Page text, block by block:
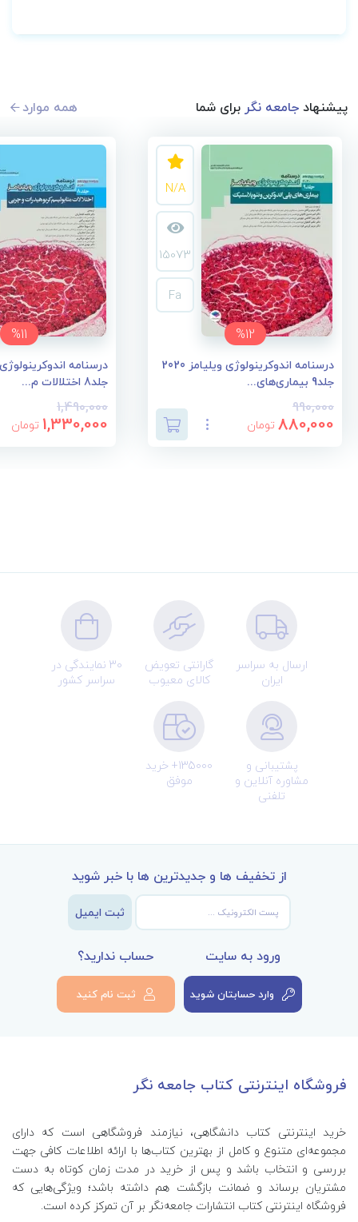
پیشنهادجامعه نگربرای شما همه موارد
%12
N/A
15073
Fa
درسنامه اندوکرینولوژی ویلیامز 2020
جلد9 بیماری‌های...
990,000
880,000 تومان
%11
جلد8 اختلالات م...
1,490,000
1,330,000 تومان
ارسال به سراسر
ایران
گارانتی تعویض
کالای معیوب
30 نمایندگی در
سراسر کشور
پشتیبانی و
مشاوره آنلاین و
تلفنی
135000+ خرید
موفق
از تخفیف ها و جدیدترین ها با خبر شوید
ثبت ایمیل
ورود به سایت
وارد حسابتان شوید
حساب ندارید؟
ثبت نام کنید
فروشگاه اینترنتی کتاب جامعه نگر
خرید اینترنتی کتاب‌ دانشگاهی، نیازمند فروشگاهی است که دارای
مجموعه‌ای متنوع و کامل از بهترین کتاب‌ها با ارائه اطلاعات کافی جهت
بررسی و انتخاب باشد و پس از خرید در مدت زمان کوتاه به دست
مشتریان برساند و ضمانت بازگشت هم داشته باشد؛ ویژگی‌هایی که
فروشگاه اینترنتی کتاب انتشارات جامعه‌نگر بر آن تمرکز کرده است.